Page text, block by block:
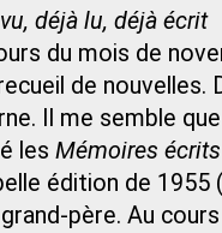
déjà lu, déjà écrit
du mois de
de nouvelles.
Il me semble
les Mémoires
édition de 1955
père. Au